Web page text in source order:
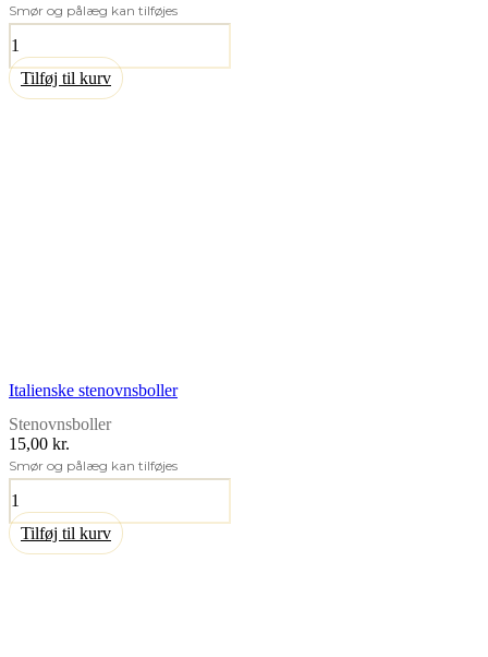
Smør og pålæg kan tilføjes
Horn
antal
Tilføj til kurv
Italienske stenovnsboller
Stenovnsboller
15,00 kr.
Smør og pålæg kan tilføjes
Italienske
stenovnsboller
antal
Tilføj til kurv